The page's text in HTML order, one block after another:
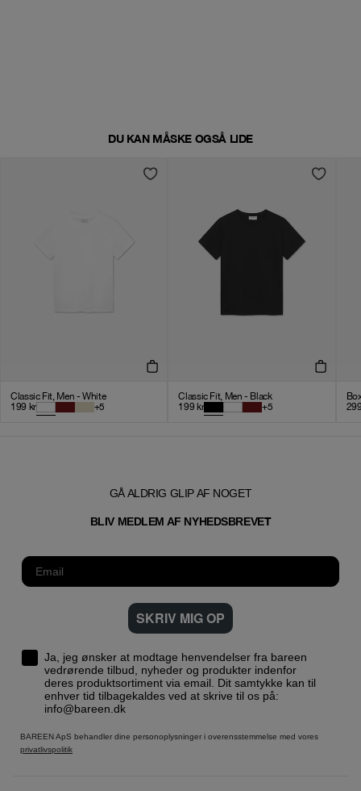
DU KAN MÅSKE OGSÅ LIDE
Classic Fit, Men - White
199 kr +5
Classic Fit, Men - Black
199 kr +5
GÅ ALDRIG GLIP AF NOGET
BLIV MEDLEM AF NYHEDSBREVET
SKRIV MIG OP
Ja, jeg ønsker at modtage henvendelser fra bareen
vedrørende tilbud, nyheder og produkter indenfor
deres produktsortiment via email. Dit samtykke kan til
enhver tid tilbagekaldes ved at skrive til os på:
info@bareen.dk
BAREEN ApS behandler dine personoplysninger i overensstemmelse med vores
privatlivspolitik